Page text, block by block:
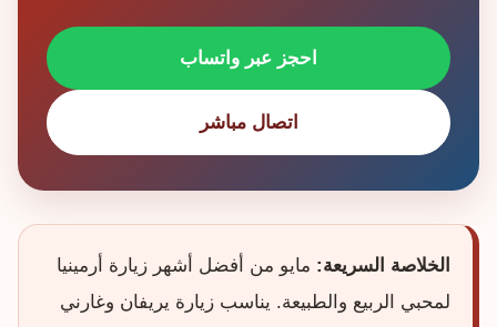
احجز عبر واتساب
اتصال مباشر
الخلاصة السريعة: مايو من أفضل أشهر زيارة أرمينيا
لمحبي الربيع والطبيعة. يناسب زيارة يريفان وغارني